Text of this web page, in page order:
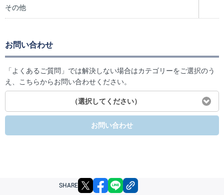
その他
お問い合わせ
「よくあるご質問」では解決しない場合はカテゴリーをご選択のう
え、こちらからお問い合わせください。
（選択してください）
お問い合わせ
SHARE X facebook